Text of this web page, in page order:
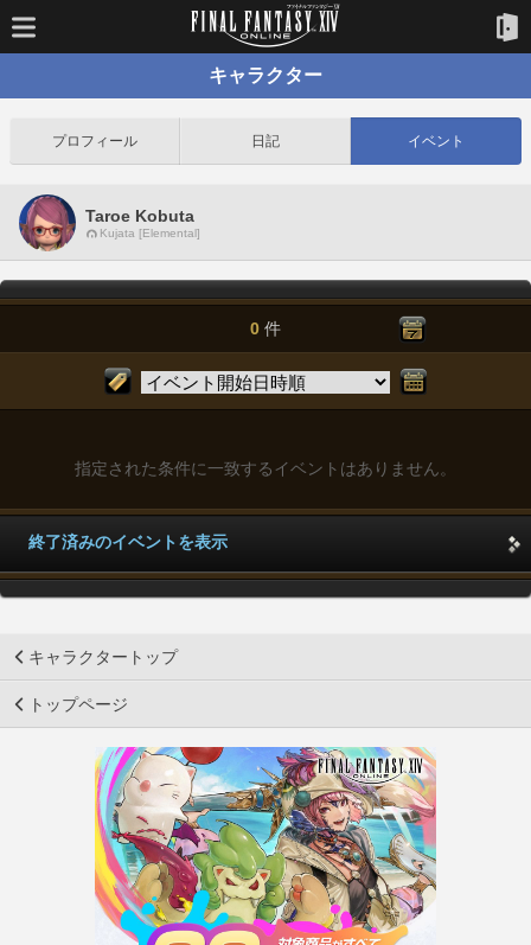
キャラクター
プロフィール 日記 イベント
Taroe Kobuta
Kujata [Elemental]
0 件
指定された条件に一致するイベントはありません。
終了済みのイベントを表示
キャラクタートップ
トップページ